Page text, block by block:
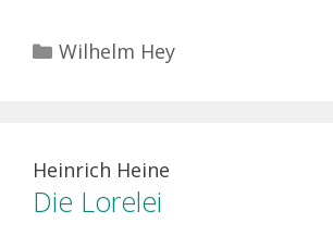
Kategorien
Wilhelm Hey
Heinrich Heine
Die Lorelei